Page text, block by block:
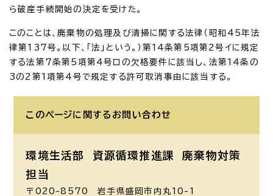
ら破産手続開始の決定を受けた。
このことは、廃棄物の処理及び清掃に関する法律（昭和45年法
律第137号。以下、「法」という。）第14条第5項第2号イに規定
する法第7条第5項第4号ロの欠格要件に該当し、法第14条の
3の2第1項第4号で規定する許可取消事由に該当する。
このページに関する お問い合わせ
環境生活部 資源循環推進課
廃棄物対策
担当
〒020-8570 岩手県盛岡市内丸10-1